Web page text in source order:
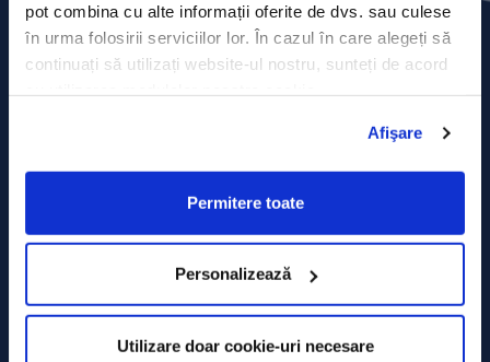
pot combina cu alte informații oferite de dvs. sau culese
în urma folosirii serviciilor lor. În cazul în care alegeți să
continuați să utilizați website-ul nostru, sunteți de acord
Afişare
Permitere toate
Personalizează
Utilizare doar cookie-uri necesare
Politica de confidențialitate
Politica de prelucrare a datelor
Declarația Cookie